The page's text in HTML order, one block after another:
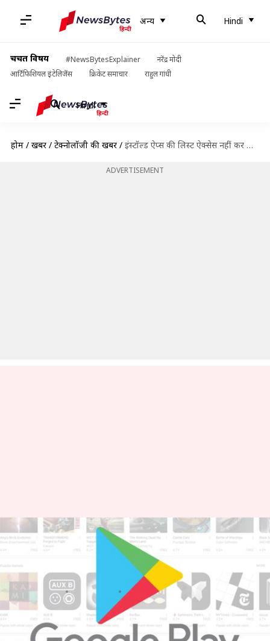
अन्य Hindi
चर्चित विषय #NewsBytesExplainer
नरेंद्र मोदी
आर्टिफिशियल इंटेलिजेंस
क्रिकेट समाचार राहुल गांधी
Hindi
होम / खबरें / टेक्नोलॉजी की खबरें / इंस्टॉल्ड ऐप्स की लिस्ट ऐक्सेस नहीं कर पाएंगी सभी ऐप्स, गूगल ने किया बदलाव
ADVERTISEMENT
इंस्टॉल्ड ऐप्स की लिस्ट ऐक्सेस नहीं
कर पाएंगी सभी ऐप्स, गूगल ने किया
बदलाव
लेखन प्राणेश तिवारी Apr 04, 2021 07:30 am
क्या है खबर?